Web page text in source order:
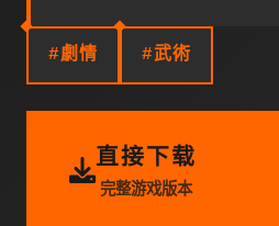
#劇情 #武術
直接下载
完整游戏版本